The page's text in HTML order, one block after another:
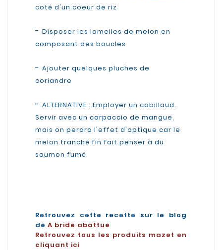
coté d'un coeur de riz
- Disposer les lamelles de melon en
composant des boucles
- Ajouter quelques pluches de
coriandre
- ALTERNATIVE : Employer un cabillaud.
Servir avec un carpaccio de mangue,
mais on perdra l'effet d'optique car le
melon tranché fin fait penser à du
saumon fumé
Retrouvez cette recette sur le blog
de A bride abattue
Retrouvez tous les produits mazet en
cliquant ici